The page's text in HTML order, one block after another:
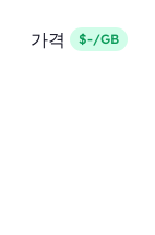
가격 $-/GB